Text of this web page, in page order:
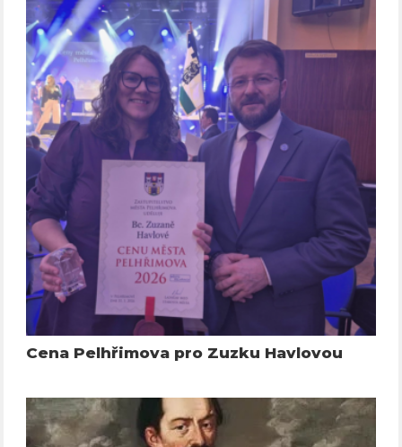
Cena Pelhřimova pro Zuzku Havlovou